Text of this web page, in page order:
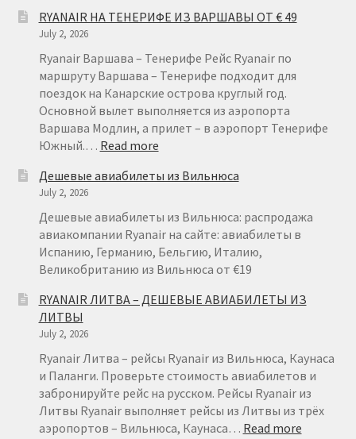
Милан
Париж
ПРАВИЛА РЕГИСТРАЦИИ
ПРИЛОЖЕНИЕ RYANAIR НА РУССКОМ
ПРОВОЗ БАГАЖА RYANAIR – ПРАВИЛА
РАЙАНЭЙР НА РУССКОМ | КНФТФШК
РЕГИСТРАЦИЯ НА РЕЙС RYANAIR
Регистрация ребенка на рейс RYANAIR
Рождественские направления от € 9
Райнэйр на русском
ГЕРМАНИЯ
ОТ
€
15
RYANAIR НА ТЕНЕРИФЕ ИЗ ВАРШАВЫ ОТ € 49
July 2, 2026
Ryanair Варшава – Тенерифе Рейс Ryanair по
маршруту Варшава – Тенерифе подходит для
поездок на Канарские острова круглый год.
Основной вылет выполняется из аэропорта
Варшава Модлин, а прилет – в аэропорт Тенерифе
Южный.… Read more:
НА
ИЗ
ВАРШАВЫ
ОТ
€
Дешевые авиабилеты из Вильнюса
July 2, 2026
Дешевые авиабилеты из Вильнюса: распродажа
авиакомпании Ryanair на сайте: авиабилеты в
Испанию, Германию, Бельгию, Италию,
Великобританию из Вильнюса от €19
RYANAIR ЛИТВА – ДЕШЕВЫЕ АВИАБИЛЕТЫ ИЗ
ЛИТВЫ
July 2, 2026
Ryanair Литва – рейсы Ryanair из Вильнюса, Каунаса
и Паланги. Проверьте стоимость авиабилетов и
забронируйте рейс на русском. Рейсы Ryanair из
Литвы Ryanair выполняет рейсы из Литвы из трёх
аэропортов – Вильнюса, Каунаса… Read more: